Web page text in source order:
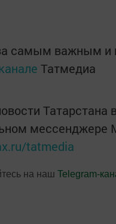
самым важным и
Татмедиа
Татарстана в
мессенджере
tatmedia
на наш Telegram-